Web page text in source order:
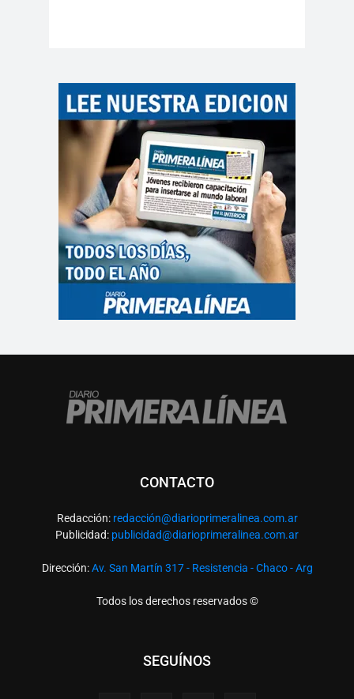
CONTACTO
Redacción: redacción@diarioprimeralinea.com.ar
Publicidad: publicidad@diarioprimeralinea.com.ar
Dirección:Av. San Martín 317 - Resistencia - Chaco - Arg
Todos los derechos reservados ©
SEGUÍNOS